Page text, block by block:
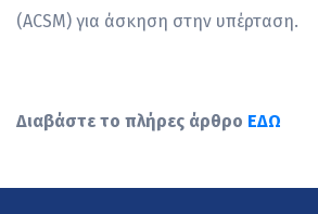
(ACSM) για άσκηση στην υπέρταση.
Διαβάστε το πλήρες άρθρο ΕΔΩ